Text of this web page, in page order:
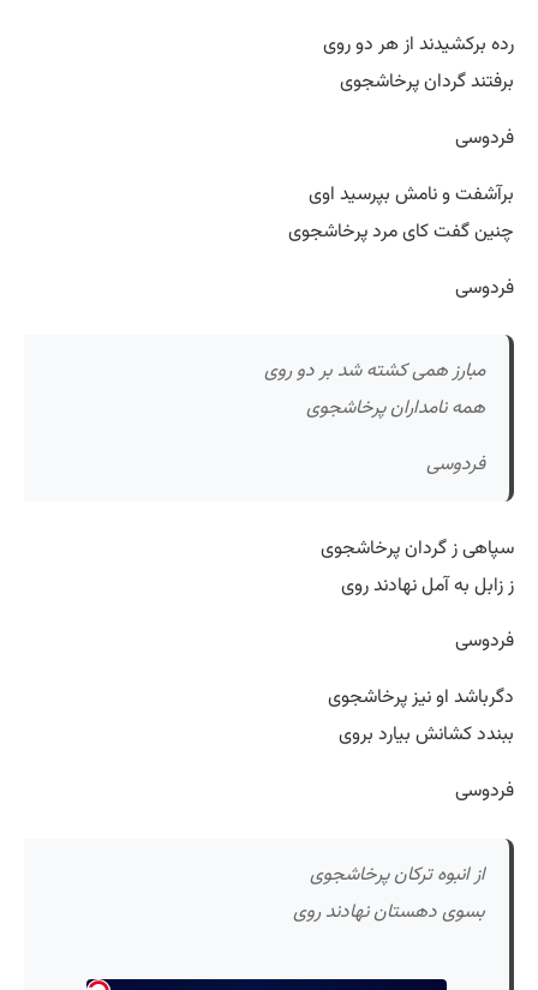
رده برکشیدند از هر دو روی
برفتند گردان پرخاشجوی
فردوسی
برآشفت و نامش بپرسید اوی
چنین گفت کای مرد پرخاشجوی
فردوسی
مبارز همی کشته شد بر دو روی
همه نامداران پرخاشجوی
فردوسی
سپاهی ز گردان پرخاشجوی
ز زابل به آمل نهادند روی
فردوسی
دگرباشد او نیز پرخاشجوی
ببندد کشانش بیارد بروی
فردوسی
از انبوه ترکان پرخاشجوی
بسوی دهستان نهادند روی